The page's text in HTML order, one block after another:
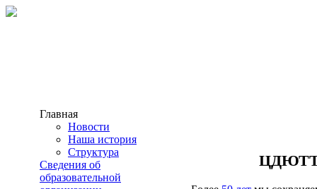
Главная
Новости
Наша история
Структура
Сведения об
образовательной
ЦДЮТТ